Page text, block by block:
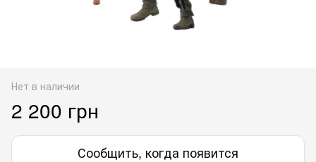
Нет в наличии
2 200 грн
Сообщить, когда появится